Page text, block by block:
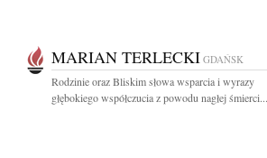
MARIAN TERLECKI GDAŃSK
Rodzinie oraz Bliskim słowa wsparcia i wyrazy
głębokiego współczucia z powodu nagłej śmierci...